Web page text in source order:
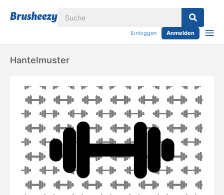
Einloggen Anmelden
Hantelmuster